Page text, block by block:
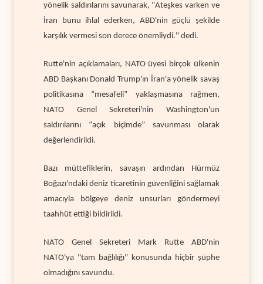
yönelik saldırılarını savunarak, "Ateşkes varken ve
İran bunu ihlal ederken, ABD'nin güçlü şekilde
karşılık vermesi son derece önemliydi." dedi.
Rutte'nin açıklamaları, NATO üyesi birçok ülkenin
ABD Başkanı Donald Trump'ın İran'a yönelik savaş
politikasına “mesafeli” yaklaşmasına rağmen,
NATO Genel Sekreteri'nin Washington'un
saldırılarını “açık biçimde” savunması olarak
değerlendirildi.
Bazı müttefiklerin, savaşın ardından Hürmüz
Boğazı'ndaki deniz ticaretinin güvenliğini sağlamak
amacıyla bölgeye deniz unsurları göndermeyi
taahhüt ettiği bildirildi.
NATO Genel Sekreteri Mark Rutte ABD'nin
NATO'ya "tam bağlılığı" konusunda hiçbir şüphe
olmadığını savundu.